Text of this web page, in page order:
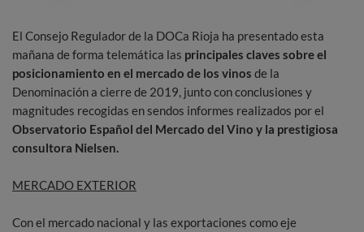
El Consejo Regulador de la DOCa Rioja ha presentado esta
mañana de forma telemática las principales claves sobre el
posicionamiento en el mercado de los vinos de la
Denominación a cierre de 2019, junto con conclusiones y
magnitudes recogidas en sendos informes realizados por el
Observatorio Español del Mercado del Vino y la prestigiosa
consultora Nielsen.
MERCADO EXTERIOR
Con el mercado nacional y las exportaciones como eje